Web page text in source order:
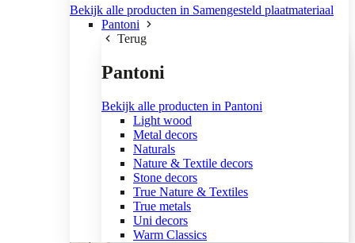
Bekijk alle producten in Samengesteld plaatmateriaal
Pantoni
Terug
Pantoni
Bekijk alle producten in Pantoni
Light wood
Metal decors
Naturals
Nature & Textile decors
Stone decors
True Nature & Textiles
True metals
Uni decors
Warm Classics